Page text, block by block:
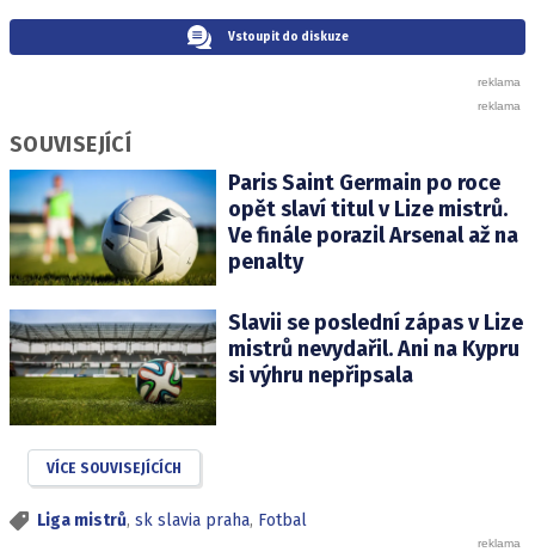
Vstoupit do diskuze
SOUVISEJÍCÍ
Paris Saint Germain po roce
opět slaví titul v Lize mistrů.
Ve finále porazil Arsenal až na
penalty
Slavii se poslední zápas v Lize
mistrů nevydařil. Ani na Kypru
si výhru nepřipsala
VÍCE SOUVISEJÍCÍCH
Liga mistrů, sk slavia praha, Fotbal